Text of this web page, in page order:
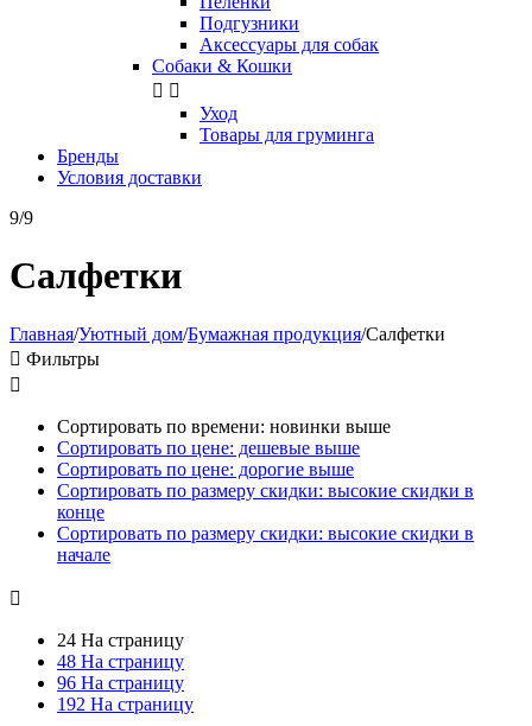
Подгузники
Аксессуары для собак
Собаки & Кошки
 
Уход
Товары для груминга
Бренды
Условия доставки
9/9
Салфетки
Главная/Уютный дом/Бумажная продукция/Салфетки
 Фильтры

Сортировать по времени: новинки выше
Сортировать по цене: дешевые выше
Сортировать по цене: дорогие выше
Сортировать по размеру скидки: высокие скидки в
конце
Сортировать по размеру скидки: высокие скидки в
начале

24 На страницу
48 На страницу
96 На страницу
192 На страницу